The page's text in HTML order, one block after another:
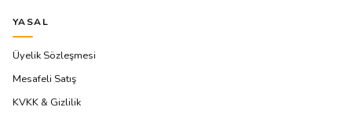
YASAL
Üyelik Sözleşmesi
Mesafeli Satış
KVKK & Gizlilik